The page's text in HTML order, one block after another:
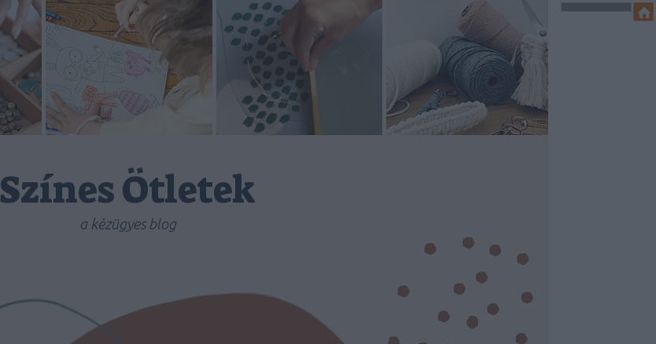
Színes Ötletek
a kézügyes blog